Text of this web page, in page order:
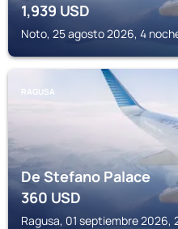
1,939USD
Noto, 25 agosto 2026, 4
RAGUSA
De Stefano Palace
360USD
Ragusa, 01 septiembre 2026,